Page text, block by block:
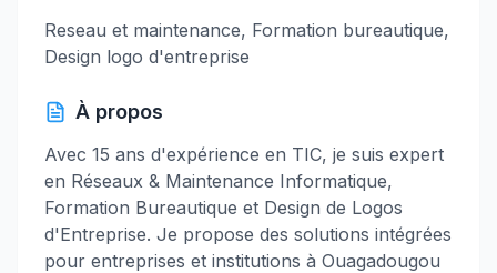
Reseau et maintenance, Formation bureautique,
Design logo d'entreprise
À propos
Avec 15 ans d'expérience en TIC, je suis expert
en Réseaux & Maintenance Informatique,
Formation Bureautique et Design de Logos
d'Entreprise. Je propose des solutions intégrées
pour entreprises et institutions à Ouagadougou